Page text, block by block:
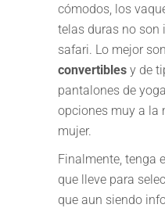
cómodos, los
telas duras no son
safari. Lo mejor son
convertibles y de
pantalones de
opciones muy a la
mujer.
Finalmente, tenga
que lleve para
que aun siendo